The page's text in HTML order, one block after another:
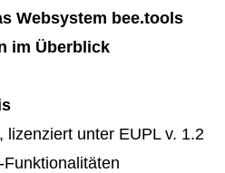
Websystem bee.tools
im Überblick
lizenziert unter EUPL v. 1.2